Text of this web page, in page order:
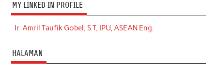
MY LINKED IN PROFILE
Ir. Amril Taufik Gobel, S.T, IPU, ASEAN Eng.
HALAMAN